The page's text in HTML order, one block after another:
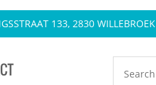
133, 2830 WILLEBROEK